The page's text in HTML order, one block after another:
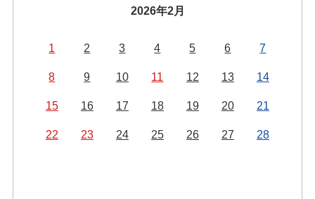
2026年2月
1 2 3 4 5 6 7
8 9 10 11 12 13 14
15 16 17 18 19 20 21
22 23 24 25 26 27 28